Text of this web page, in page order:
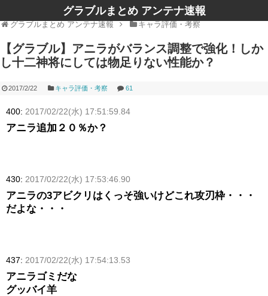
グラブルまとめ アンテナ速報
グラブルまとめ アンテナ速報 キャラ評価・考察
【グラブル】アニラがバランス調整で強化！しか
し十二神将にしては物足りない性能か？
2017/2/22 キャラ評価・考察 61
400: 2017/02/22(水) 17:51:59.84
アニラ追加２０％か？
430: 2017/02/22(水) 17:53:46.90
アニラの3アビクリはくっそ強いけどこれ攻刃枠・・・
だよな・・・
437: 2017/02/22(水) 17:54:13.53
アニラゴミだな
グッバイ羊